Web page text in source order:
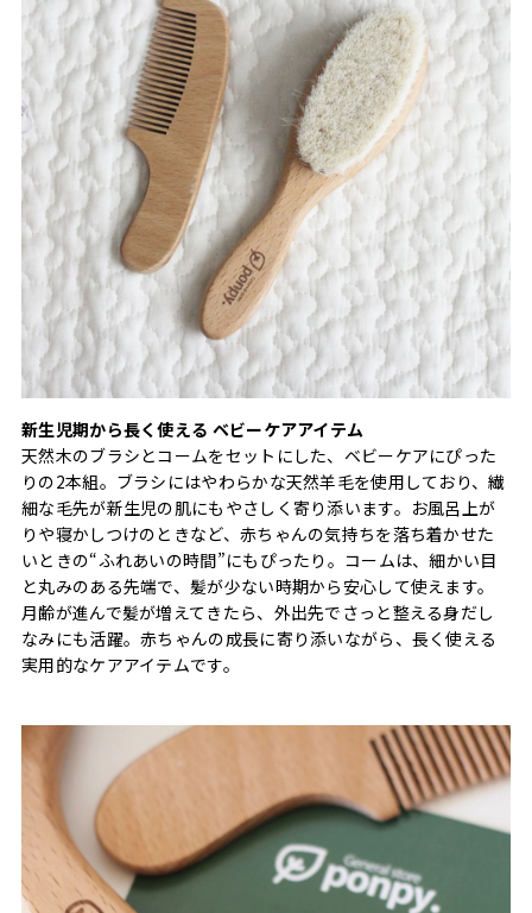
新生児期から長く使える ベビーケアアイテム
天然木のブラシとコームをセットにした、ベビーケアにぴった
りの2本組。ブラシにはやわらかな天然羊毛を使用しており、繊
細な毛先が新生児の肌にもやさしく寄り添います。お風呂上が
りや寝かしつけのときなど、赤ちゃんの気持ちを落ち着かせた
いときの“ふれあいの時間”にもぴったり。コームは、細かい目
と丸みのある先端で、髪が少ない時期から安心して使えます。
月齢が進んで髪が増えてきたら、外出先でさっと整える身だし
なみにも活躍。赤ちゃんの成長に寄り添いながら、長く使える
実用的なケアアイテムです。